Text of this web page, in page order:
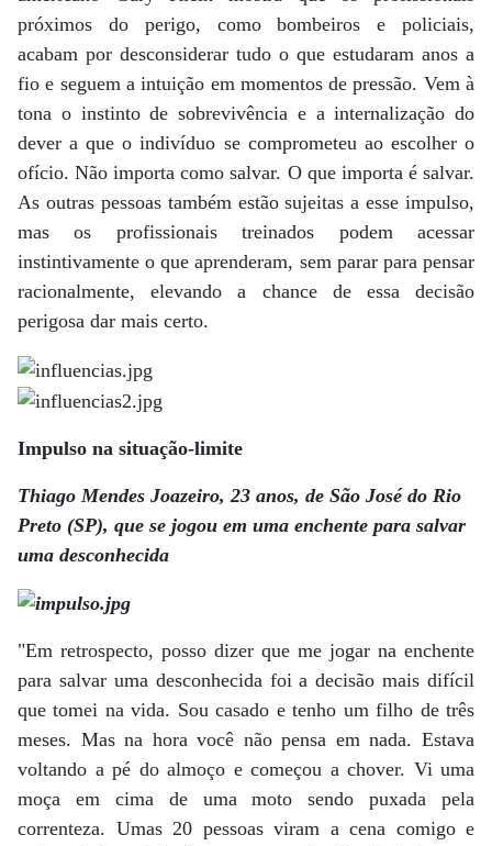
próximos do perigo, como bombeiros e policiais,
acabam por desconsiderar tudo o que estudaram anos a
fio e seguem a intuição em momentos de pressão. Vem à
tona o instinto de sobrevivência e a internalização do
dever a que o indivíduo se comprometeu ao escolher o
ofício. Não importa como salvar. O que importa é salvar.
As outras pessoas também estão sujeitas a esse impulso,
mas os profissionais treinados podem acessar
instintivamente o que aprenderam, sem parar para pensar
racionalmente, elevando a chance de essa decisão
perigosa dar mais certo.
Impulso na situação-limite
Thiago Mendes Joazeiro, 23 anos, de São José do Rio
Preto (SP), que se jogou em uma enchente para salvar
uma desconhecida
"Em retrospecto, posso dizer que me jogar na enchente
para salvar uma desconhecida foi a decisão mais difícil
que tomei na vida. Sou casado e tenho um filho de três
meses. Mas na hora você não pensa em nada. Estava
voltando a pé do almoço e começou a chover. Vi uma
moça em cima de uma moto sendo puxada pela
correnteza. Umas 20 pessoas viram a cena comigo e